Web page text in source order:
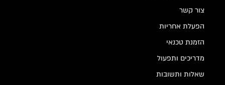
צור קשר
הפעלת אחריות
הזמנת טכנאי
מדריכים ותפעול
שאלות ותשובות